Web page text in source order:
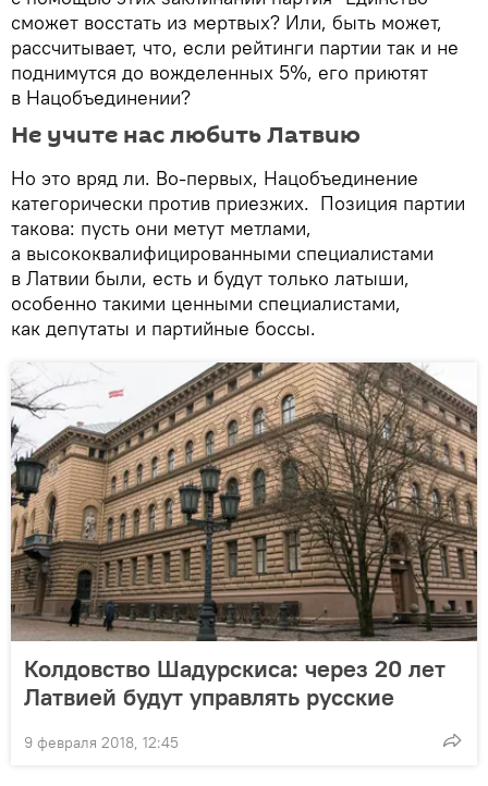
сможет восстать из мертвых? Или, быть может,
рассчитывает, что, если рейтинги партии так и не
поднимутся до вожделенных 5%, его приютят
в Нацобъединении?
Не учите нас любить Латвию
Но это вряд ли. Во-первых, Нацобъединение
категорически против приезжих. Позиция партии
такова: пусть они метут метлами,
а высококвалифицированными специалистами
в Латвии были, есть и будут только латыши,
особенно такими ценными специалистами,
как депутаты и партийные боссы.
Колдовство Шадурскиса: через 20 лет
Латвией будут управлять русские
9 февраля 2018, 12:45